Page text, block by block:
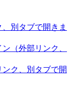
、別タブで開きま
ン （外部リンク、
ンク、別タブで開